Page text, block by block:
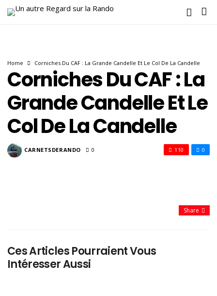
Home Corniches Du CAF : La Grande Candelle Et Le Col De La Candelle
Corniches Du CAF : La
Grande Candelle Et Le
Col De La Candelle
CARNETSDERANDO 0 0
110
Share
Ces Articles Pourraient Vous
Intéresser Aussi